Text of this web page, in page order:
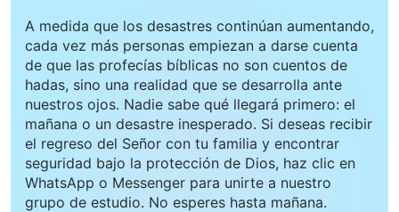
A medida que los desastres continúan aumentando,
cada vez más personas empiezan a darse cuenta
de que las profecías bíblicas no son cuentos de
hadas, sino una realidad que se desarrolla ante
nuestros ojos. Nadie sabe qué llegará primero: el
mañana o un desastre inesperado. Si deseas recibir
el regreso del Señor con tu familia y encontrar
seguridad bajo la protección de Dios, haz clic en
WhatsApp o Messenger para unirte a nuestro
grupo de estudio. No esperes hasta mañana.